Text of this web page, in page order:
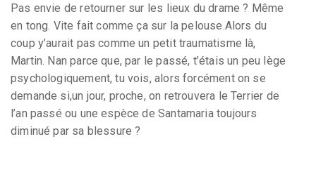
Pas envie de retourner sur les lieux du drame ? Même
en tong. Vite fait comme ça sur la pelouse.Alors du
coup y’aurait pas comme un petit traumatisme là,
Martin. Nan parce que, par le passé, t’étais un peu lège
psychologiquement, tu vois, alors forcément on se
demande si,un jour, proche, on retrouvera le Terrier de
l’an passé ou une espèce de Santamaria toujours
diminué par sa blessure ?